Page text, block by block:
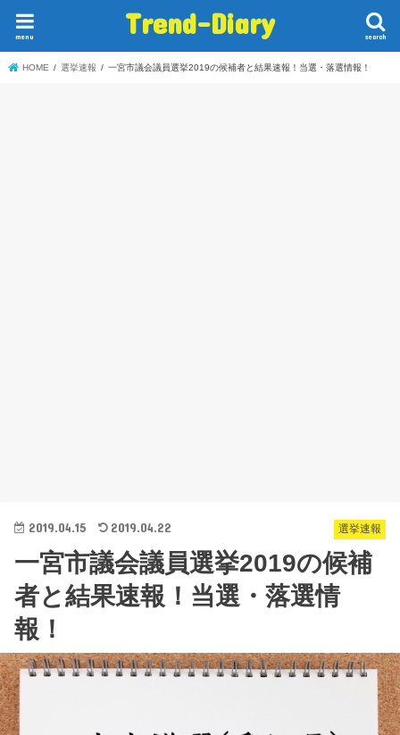
Trend-Diary search
menu
HOME 選挙速報 一宮市議会議員選挙2019の候補者と結果速報！当選・落選情報！
選挙速報
2019.04.15 2019.04.22
一宮市議会議員選挙2019の候補
者と結果速報！当選・落選情
報！